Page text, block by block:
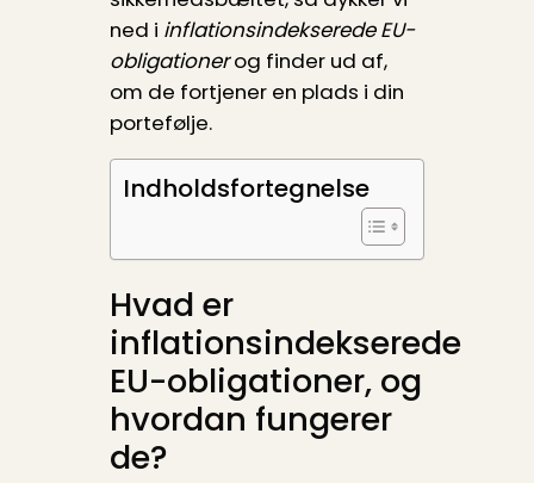
ned i inflationsindekserede EU-
obligationerog finder ud af,
om de fortjener en plads i din
portefølje.
Indholdsfortegnelse
Hvad er
inflationsindekserede
EU-obligationer, og
hvordan fungerer
de?